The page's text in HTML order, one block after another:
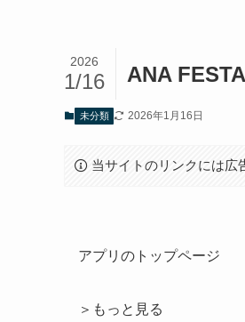
ANA
2026
1/16
未分類 2026年1月16日
当サイトのリンクには広
アプリのトップページ
＞もっと見る